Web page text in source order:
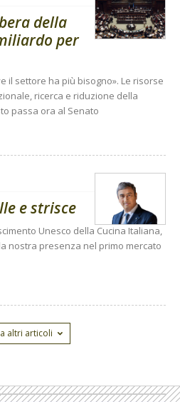
della
per
il settore ha più bisogno». Le risorse
ricerca e riduzione della
passa ora al Senato
e strisce
Unesco della Cucina Italiana,
nostra presenza nel primo mercato
altri articoli